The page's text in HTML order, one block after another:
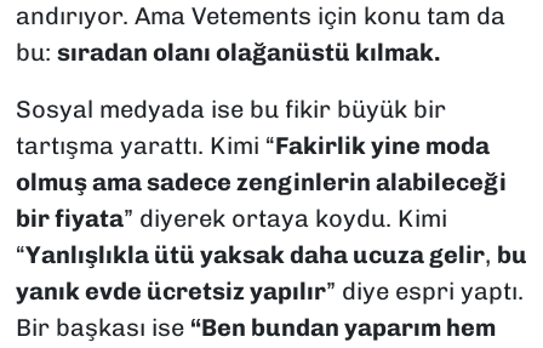
andırıyor. Ama Vetements için konu tam da
bu: sıradan olanı olağanüstü kılmak.
Sosyal medyada ise bu fikir büyük bir
tartışma yarattı. Kimi “Fakirlik yine moda
olmuş ama sadece zenginlerin alabileceği
bir fiyata” diyerek ortaya koydu. Kimi
“Yanlışlıkla ütü yaksak daha ucuza gelir, bu
yanık evde ücretsiz yapılır” diye espri yaptı.
Bir başkası ise “Ben bundan yaparım hem